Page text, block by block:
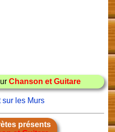
Chanson et Guitare
les Murs
présents